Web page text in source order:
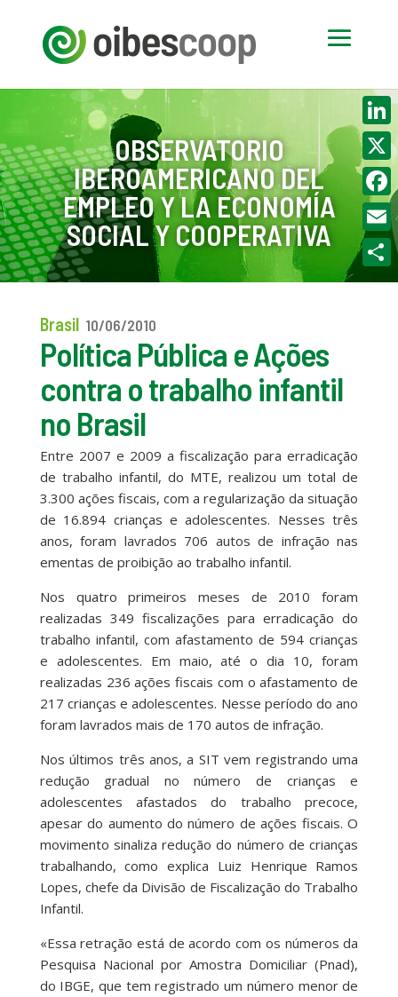
OBSERVATORIO
IBEROAMERICANO DEL
EMPLEO Y LA ECONOMÍA
SOCIAL Y COOPERATIVA
Brasil 10/06/2010
Política Pública e Ações
contra o trabalho infantil
no Brasil
Entre 2007 e 2009 a fiscalização para erradicação
de trabalho infantil, do MTE, realizou um total de
3.300 ações fiscais, com a regularização da situação
de 16.894 crianças e adolescentes. Nesses três
anos, foram lavrados 706 autos de infração nas
ementas de proibição ao trabalho infantil.
Nos quatro primeiros meses de 2010 foram
realizadas 349 fiscalizações para erradicação do
trabalho infantil, com afastamento de 594 crianças
e adolescentes. Em maio, até o dia 10, foram
realizadas 236 ações fiscais com o afastamento de
217 crianças e adolescentes. Nesse período do ano
foram lavrados mais de 170 autos de infração.
Nos últimos três anos, a SIT vem registrando uma
redução gradual no número de crianças e
adolescentes afastados do trabalho precoce,
apesar do aumento do número de ações fiscais. O
movimento sinaliza redução do número de crianças
trabalhando, como explica Luiz Henrique Ramos
Lopes, chefe da Divisão de Fiscalização do Trabalho
Infantil.
«Essa retração está de acordo com os números da
Pesquisa Nacional por Amostra Domiciliar (Pnad),
do IBGE, que tem registrado um número menor de
X
Email